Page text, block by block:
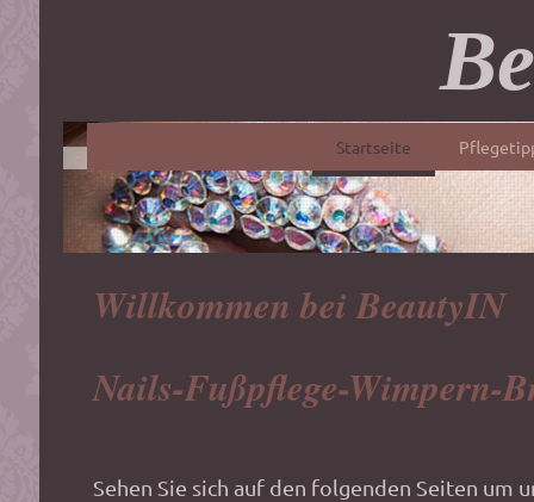
Startseite
Willkommen bei BeautyIN
Nails-Fußpflege-Wimpern-
Sehen Sie sich auf den folgenden Seiten um